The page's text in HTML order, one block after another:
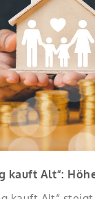
kauft Alt“: